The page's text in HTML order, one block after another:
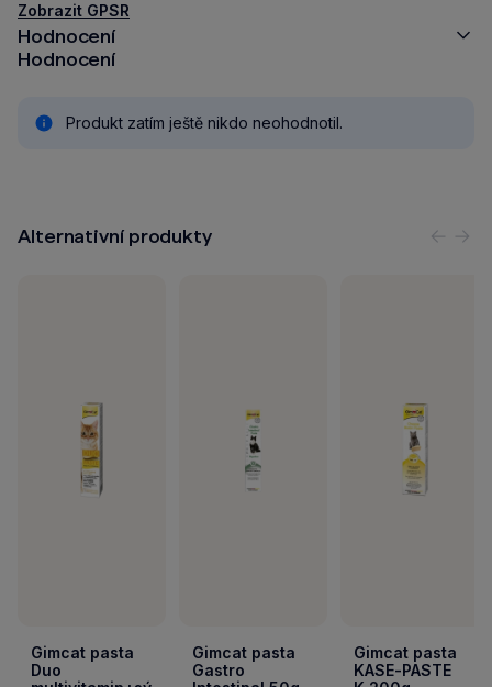
Zobrazit GPSR
Hodnocení
Hodnocení
Produkt zatím ještě nikdo neohodnotil.
Alternativní produkty
Gimcat pasta
Duo
Gimcat pasta
Gastro
Gimcat pasta
KASE-PASTE